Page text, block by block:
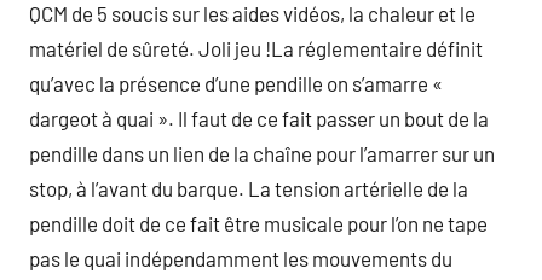
QCM de 5 soucis sur les aides vidéos, la chaleur et le
matériel de sûreté. Joli jeu !La réglementaire définit
qu’avec la présence d’une pendille on s’amarre «
dargeot à quai ». Il faut de ce fait passer un bout de la
pendille dans un lien de la chaîne pour l’amarrer sur un
stop, à l’avant du barque. La tension artérielle de la
pendille doit de ce fait être musicale pour l’on ne tape
pas le quai indépendamment les mouvements du